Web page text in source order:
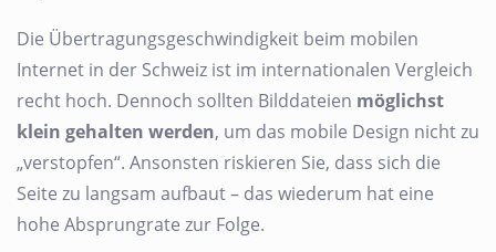
Die Übertragungsgeschwindigkeit beim mobilen
Internet in der Schweiz ist im internationalen Vergleich
recht hoch. Dennoch sollten Bilddateien möglichst
klein gehalten werden, um das mobile Design nicht zu
„verstopfen“. Ansonsten riskieren Sie, dass sich die
Seite zu langsam aufbaut – das wiederum hat eine
hohe Absprungrate zur Folge.